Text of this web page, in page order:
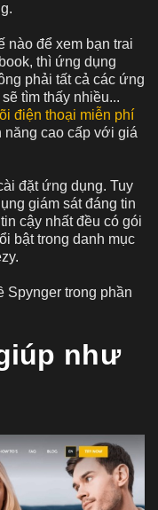
nào để xem bạn trai
thì ứng dụng
phải tất cả các ứng
tìm thấy nhiều...
điện thoại miễn phí
cao cấp với giá
đặt ứng dụng. Tuy
giám sát đáng tin
cậy nhất đều có gói
bật trong danh mục
Spynger trong phần
như